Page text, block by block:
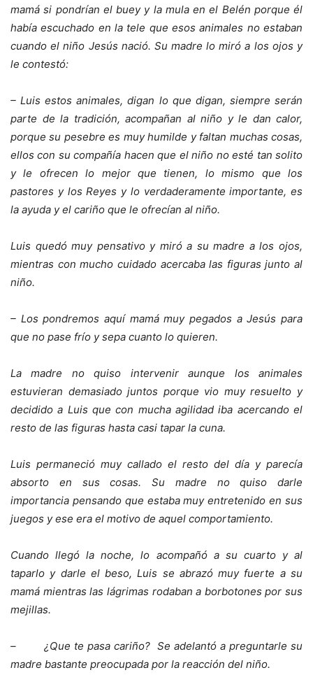
mamá si pondrían el buey y la mula en el Belén porque él
había escuchado en la tele que esos animales no estaban
cuando el niño Jesús nació. Su madre lo miró a los ojos y
le contestó:
– Luis estos animales, digan lo que digan, siempre serán
parte de la tradición, acompañan al niño y le dan calor,
porque su pesebre es muy humilde y faltan muchas cosas,
ellos con su compañía hacen que el niño no esté tan solito
y le ofrecen lo mejor que tienen, lo mismo que los
pastores y los Reyes y lo verdaderamente importante, es
la ayuda y el cariño que le ofrecían al niño.
Luis quedó muy pensativo y miró a su madre a los ojos,
mientras con mucho cuidado acercaba las figuras junto al
niño.
– Los pondremos aquí mamá muy pegados a Jesús para
que no pase frío y sepa cuanto lo quieren.
La madre no quiso intervenir aunque los animales
estuvieran demasiado juntos porque vio muy resuelto y
decidido a Luis que con mucha agilidad iba acercando el
resto de las figuras hasta casi tapar la cuna.
Luis permaneció muy callado el resto del día y parecía
absorto en sus cosas. Su madre no quiso darle
importancia pensando que estaba muy entretenido en sus
juegos y ese era el motivo de aquel comportamiento.
Cuando llegó la noche, lo acompañó a su cuarto y al
taparlo y darle el beso, Luis se abrazó muy fuerte a su
mamá mientras las lágrimas rodaban a borbotones por sus
mejillas.
–
¿Que te pasa cariño? Se adelantó a preguntarle su
madre bastante preocupada por la reacción del niño.